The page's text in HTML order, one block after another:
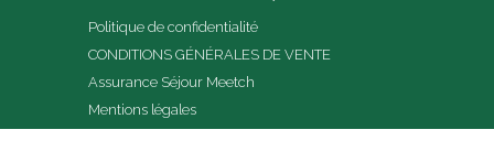
Politique de confidentialité
CONDITIONS GÉNÉRALES DE VENTE
Assurance Séjour Meetch
Mentions légales